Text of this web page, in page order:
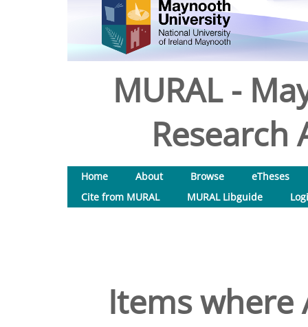
MURAL -
Research
Home About Browse
eTheses
Cite from MURAL
MURAL Libguide
Items where